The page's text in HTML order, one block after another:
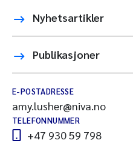
Nyhetsartikler
Publikasjoner
E-POSTADRESSE
amy.lusher@niva.no
TELEFONNUMMER
+47 930 59 798